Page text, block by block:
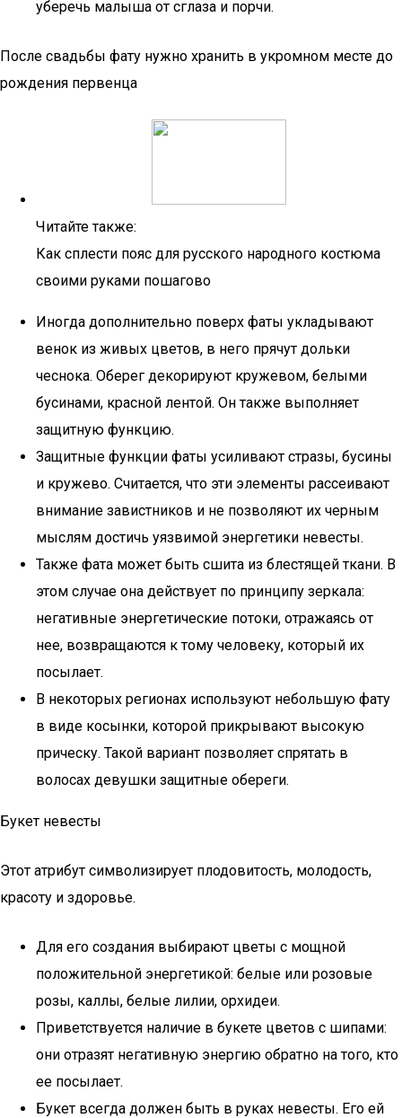
уберечь малыша от сглаза и порчи.
После свадьбы фату нужно хранить в укромном месте до
рождения первенца
Читайте также:
Как сплести пояс для русского народного костюма
своими руками пошагово
Иногда дополнительно поверх фаты укладывают
венок из живых цветов, в него прячут дольки
чеснока. Оберег декорируют кружевом, белыми
бусинами, красной лентой. Он также выполняет
защитную функцию.
Защитные функции фаты усиливают стразы, бусины
и кружево. Считается, что эти элементы рассеивают
внимание завистников и не позволяют их черным
мыслям достичь уязвимой энергетики невесты.
Также фата может быть сшита из блестящей ткани. В
этом случае она действует по принципу зеркала:
негативные энергетические потоки, отражаясь от
нее, возвращаются к тому человеку, который их
посылает.
В некоторых регионах используют небольшую фату
в виде косынки, которой прикрывают высокую
прическу. Такой вариант позволяет спрятать в
волосах девушки защитные обереги.
Букет невесты
Этот атрибут символизирует плодовитость, молодость,
красоту и здоровье.
Для его создания выбирают цветы с мощной
положительной энергетикой: белые или розовые
розы, каллы, белые лилии, орхидеи.
Приветствуется наличие в букете цветов с шипами:
они отразят негативную энергию обратно на того, кто
ее посылает.
Букет всегда должен быть в руках невесты. Его ей